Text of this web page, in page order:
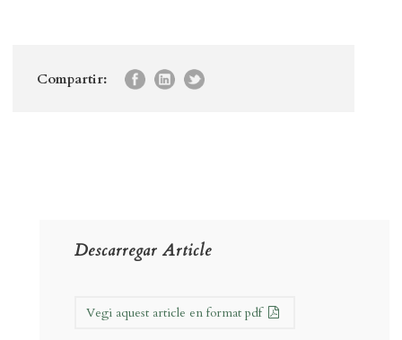
Compartir:
Descarregar Article
Vegi aquest article en format pdf